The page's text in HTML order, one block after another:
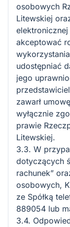
osobowych
Litewskiej
akceptować
udostępniać
jego
zawarł
wyłącznie
prawie
Litewskiej.
3.3. W
dotyczących
rachunek”
osobowych,
ze Spółką
889054 lub
3.4.